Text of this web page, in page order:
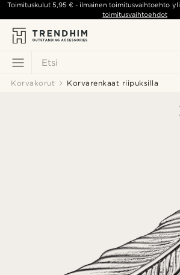
Etsi
Toimituskulut5,95 € - ilmainen toimitusvaihtoehto yli
toimitusvaihtoehdot
Korvakorut Korvarenkaat riipuksilla